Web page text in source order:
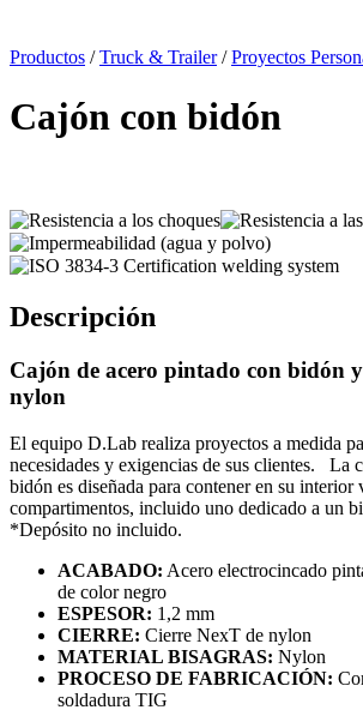
Productos /Truck & Trailer/Proyectos
Cajón con bidón
Descripción
Cajón de acero pintado con bidón y
nylon
El equipo D.Lab realiza proyectos a medida
necesidades y exigencias de sus clientes.
La
bidón es diseñada para contener en su interior
compartimentos, incluido uno dedicado a un
*Depósito no incluido.
ACABADO: Acero electrocincado
de color negro
ESPESOR: 1,2 mm
CIERRE: Cierre NexT de nylon
MATERIAL BISAGRAS: Nylon
PROCESO DE FABRICACIÓN: C
soldadura TIG